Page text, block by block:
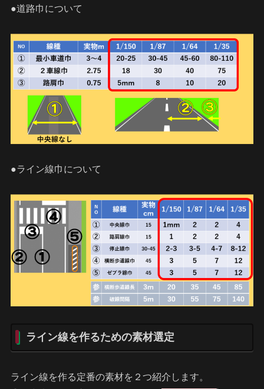
●道路巾について
●ライン線巾について
ライン線を作るための素材選定
ライン線を作る定番の素材を２つ紹介します。